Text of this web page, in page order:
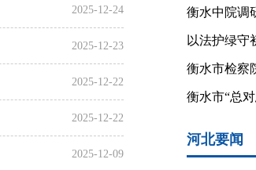
2025-12-24
2025-12-23
2025-12-22
2025-12-22
2025-12-09
衡水中院调
以法护绿守
衡水市检察
衡水市“总
河北要闻